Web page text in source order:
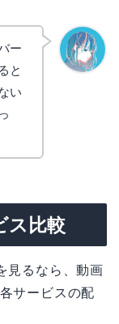
ー
と
い
ス比較
見るなら、動画
サービスの配